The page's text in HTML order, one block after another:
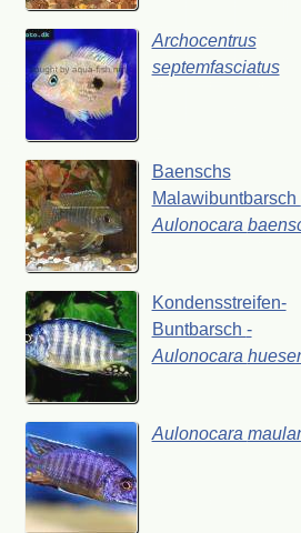
Archocentrus
septemfasciatus
Baenschs
Malawibuntbarsch
Aulonocara
Kondensstreifen-
Buntbarsch -
Aulonocara
Aulonocara